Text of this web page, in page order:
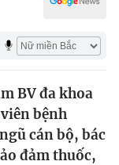
BV đa khoa
bệnh
cán bộ, bác
đảm thuốc,